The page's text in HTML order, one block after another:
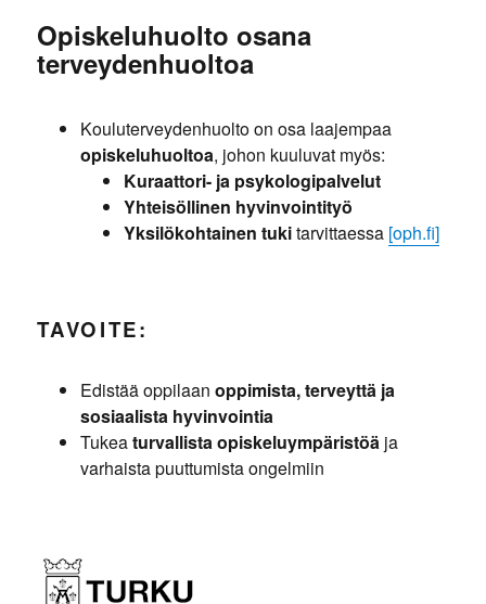
Opiskeluhuolto osana
terveydenhuoltoa
Kouluterveydenhuolto on osa laajempaa
opiskeluhuoltoa, johon kuuluvat myös:
Kuraattori- ja psykologipalvelut
Yhteisöllinen hyvinvointityö
Yksilökohtainen tukitarvittaessa [oph.fi]
TAVOITE:
Edistää oppilaanoppimista, terveyttä ja
sosiaalista hyvinvointia
Tukeaturvallista opiskeluympäristöä ja
varhaista puuttumista ongelmiin